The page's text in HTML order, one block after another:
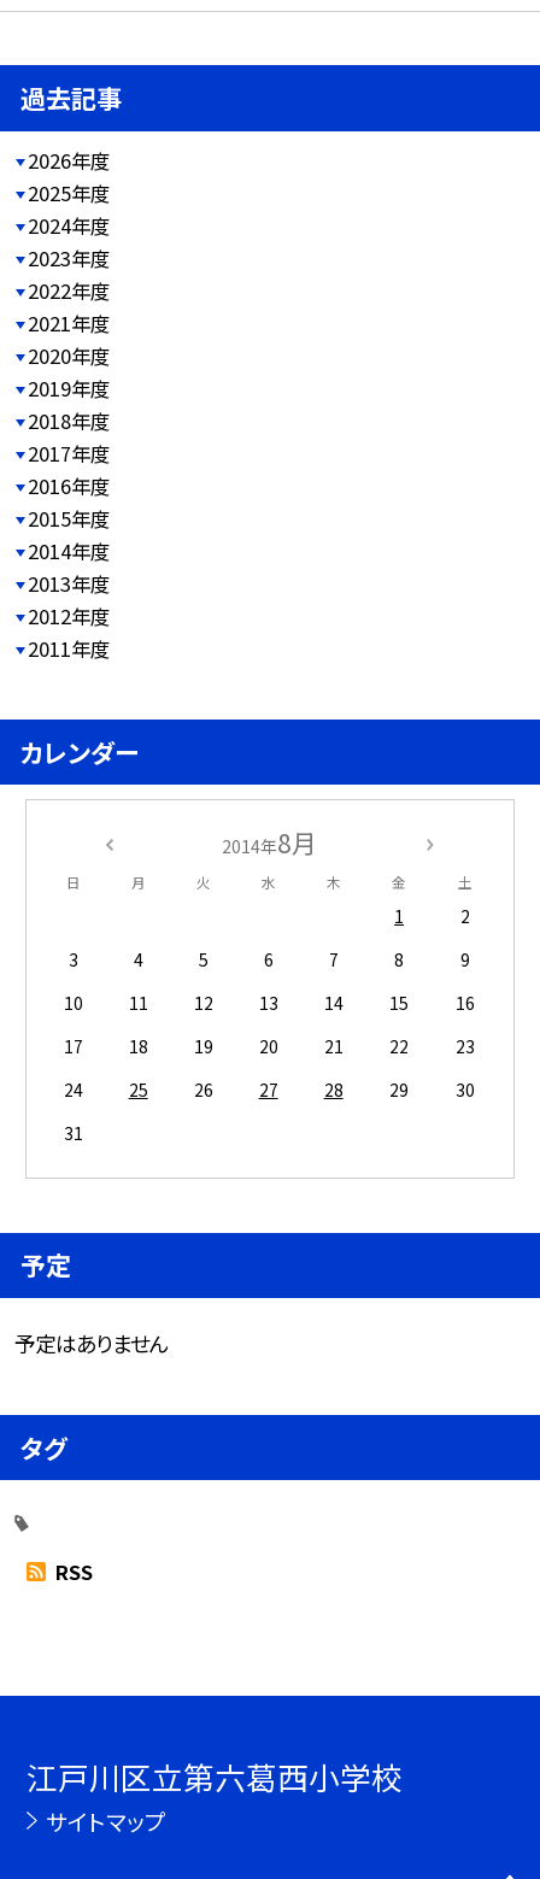
過去記事
2026年度
2025年度
2024年度
2023年度
2022年度
2021年度
2020年度
2019年度
2018年度
2017年度
2016年度
2015年度
2014年度
2013年度
2012年度
2011年度
カレンダー
2014年8月
日 月 火 水 木 金 土
1
2
3
4 5 6 7 8
9
10
11 12 13 14 15
16
17
18 19 20 21 22
23
24
25 26 27 28 29
30
31
予定
予定はありません
タグ
RSS
江戸川区立第六葛西小学校
サイトマップ